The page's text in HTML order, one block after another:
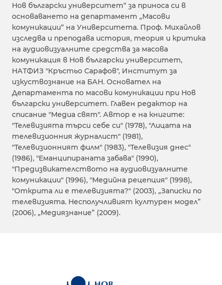
Нов български университет“ за приноса си в
основаването на департамент „Масови
комуникации“ на Университета. Проф. Михайлов
изследва и преподава история, теория и критика
на аудиовизуалните средства за масова
комуникация в Нов български университет,
НАТФИЗ "Кръстьо Сарафов", Институт за
изкуствознание на БАН. Основател на
Департамента по масови комуникации при Нов
български университет. Главен редактор на
списание "Медиа свят". Автор е на книгите:
"Телевизията търси себе си" (1978), "Лицата на
телевизионния журналист" (1981),
"Телевизионният филм" (1983), "Телевизия днес"
(1986), "Еманципираната забава" (1990),
"Предизвикателството на аудиовизуалните
комуникации" (1996), "Медийна рецепция" (1998),
"Открита ли е телевизията?" (2003), „Записки по
телевизията. Несполучливият културен модел”
(2006), „Медиязнание” (2009).